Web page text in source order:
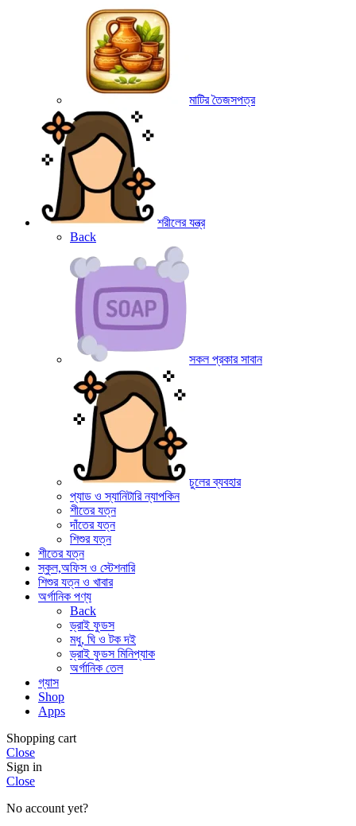
মাটির তৈজসপত্র
শরীলের যন্ত্র
Back
সকল প্রকার সাবান
চুলের ব্যবহার
প্যাড ও স্যানিটারি ন্যাপকিন
শীতের যত্ন
দাঁতের যত্ন
শিশুর যত্ন
শীতের যত্ন
স্কুল,অফিস ও স্টেশনারি
শিশুর যত্ন ও খাবার
অর্গানিক পণ্য
Back
ড্রাই ফুডস
মধু, ঘি ও টক দই
ড্রাই ফুডস মিনিপ্যাক
অর্গানিক তেল
গ্যাস
Shop
Apps
Shopping cart
Close
Sign in
Close
No account yet?